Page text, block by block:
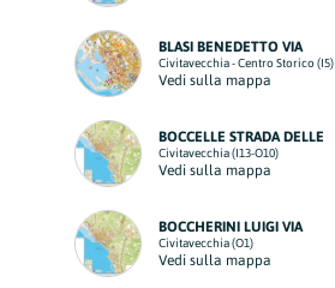
BLASI BENEDETTO VIA
Civitavecchia - Centro Storico (I5)
Vedi sulla mappa
BOCCELLE STRADA DELLE
Civitavecchia (I13-O10)
Vedi sulla mappa
BOCCHERINI LUIGI VIA
Civitavecchia (O1)
Vedi sulla mappa